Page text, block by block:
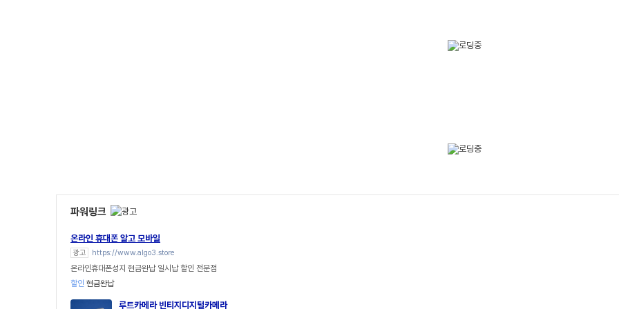
파워링크
온라인 휴대폰 알고 모바일
광고 https://www.algo3.store
온라인휴대폰성지 현금완납 일시납 할인 전문점
할인 현금완납
루트카메라 빈티지디지털카메라